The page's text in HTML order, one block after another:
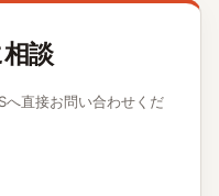
談
へ直接お問い合わせくだ